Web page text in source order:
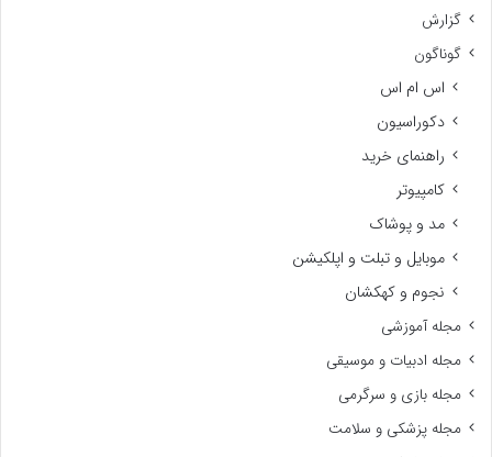
گزارش
گوناگون
اس ام اس
دکوراسیون
راهنمای خرید
کامپیوتر
مد و پوشاک
موبایل و تبلت و اپلکیشن
نجوم و کهکشان
مجله آموزشی
مجله ادبیات و موسیقی
مجله بازی و سرگرمی
مجله پزشکی و سلامت